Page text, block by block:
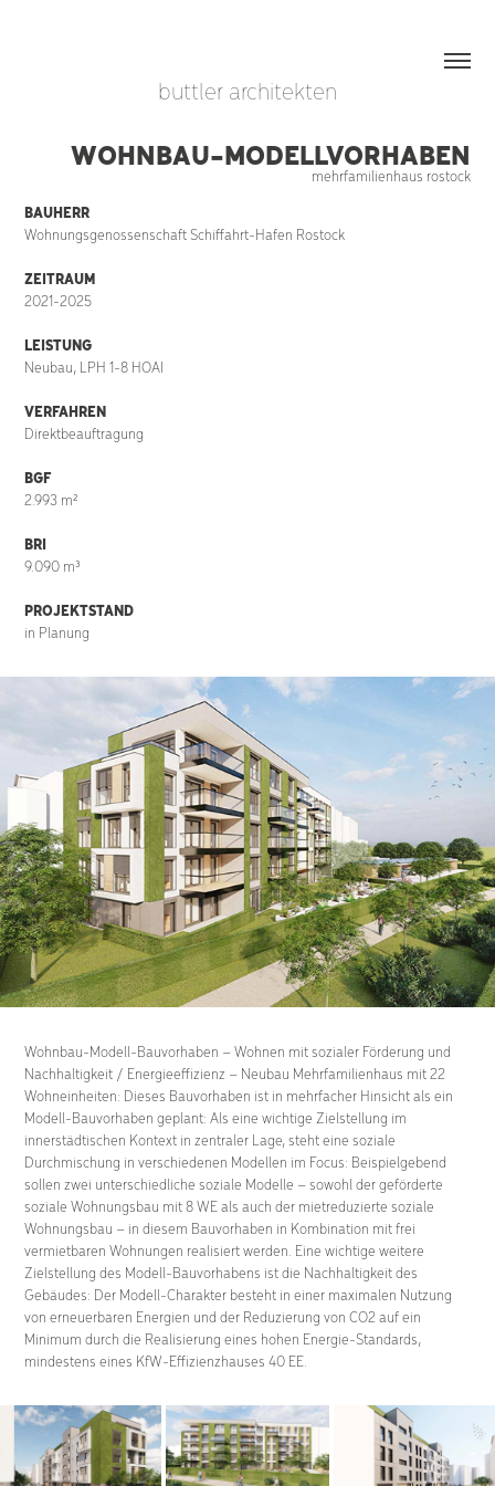
buttler architekten
WOHNBAU-MODELLVORHABEN
mehrfamilienhaus rostock
BAUHERR
Wohnungsgenossenschaft Schiffahrt-Hafen Rostock
ZEITRAUM
2021-2025
LEISTUNG
Neubau, LPH 1-8 HOAI
VERFAHREN
Direktbeauftragung
BGF
2.993 m²
BRI
9.090 m³
PROJEKTSTAND
in Planung
Wohnbau-Modell-Bauvorhaben – Wohnen mit sozialer Förderung und
Nachhaltigkeit / Energieeffizienz – Neubau Mehrfamilienhaus mit 22
Wohneinheiten: Dieses Bauvorhaben ist in mehrfacher Hinsicht als ein
Modell-Bauvorhaben geplant: Als eine wichtige Zielstellung im
innerstädtischen Kontext in zentraler Lage, steht eine soziale
Durchmischung in verschiedenen Modellen im Focus: Beispielgebend
sollen zwei unterschiedliche soziale Modelle – sowohl der geförderte
soziale Wohnungsbau mit 8 WE als auch der mietreduzierte soziale
Wohnungsbau – in diesem Bauvorhaben in Kombination mit frei
vermietbaren Wohnungen realisiert werden. Eine wichtige weitere
Zielstellung des Modell-Bauvorhabens ist die Nachhaltigkeit des
Gebäudes: Der Modell-Charakter besteht in einer maximalen Nutzung
von erneuerbaren Energien und der Reduzierung von CO2 auf ein
Minimum durch die Realisierung eines hohen Energie-Standards,
mindestens eines KfW-Effizienzhauses 40 EE.